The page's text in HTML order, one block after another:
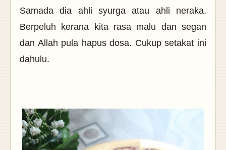
Samada dia ahli syurga atau ahli neraka.
Berpeluh kerana kita rasa malu dan segan
dan Allah pula hapus dosa. Cukup setakat ini
dahulu.